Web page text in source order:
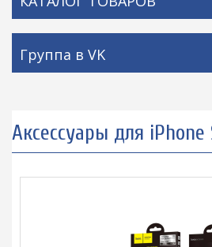
Группа в VK
Аксессуары для iPhone